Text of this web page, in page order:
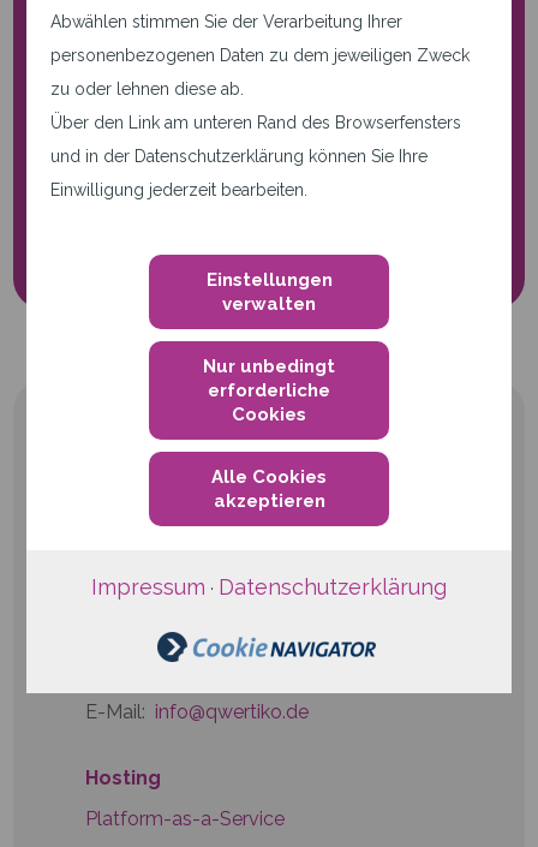
Abwählen stimmen Sie der Verarbeitung Ihrer
personenbezogenen Daten zu dem jeweiligen Zweck
zu oder lehnen diese ab.
Über den Link am unteren Rand des Browserfensters
und in der Datenschutzerklärung können Sie Ihre
Einwilligung jederzeit bearbeiten.
Einstellungen
verwalten
Nur unbedingt
erforderliche
Cookies
Alle Cookies
akzeptieren
Impressum · Datenschutzerklärung
Nur notwendige Cookies.
Diese Seite verwendet nur
notwendige Cookies.
Waldstraße 41-43
76133 Karlsruhe
E-Mail: info@qwertiko.de
Hosting
Platform-as-a-Service